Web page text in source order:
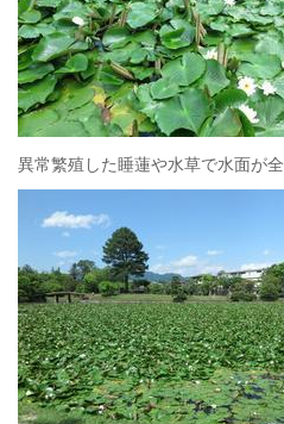
異常繁殖した睡蓮や水草で水面が